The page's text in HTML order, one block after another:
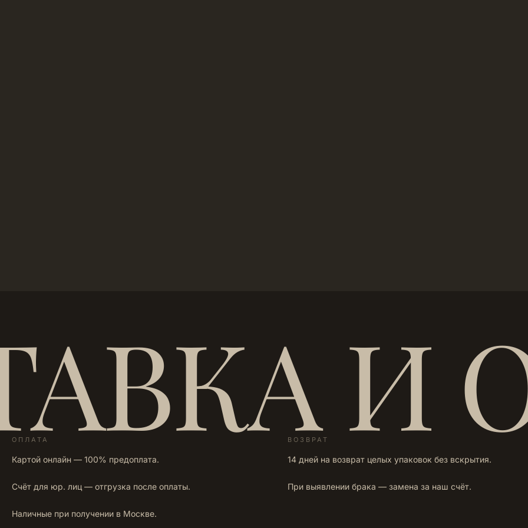
И
ОПЛАТА
Картой онлайн — 100% предоплата.
Счёт для юр. лиц — отгрузка после оплаты.
Наличные при получении в Москве.
ВОЗВРАТ
14 дней на возврат целых упаковок без вскрытия.
При выявлении брака — замена за наш счёт.